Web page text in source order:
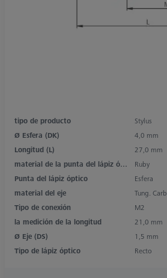
tipo de producto
Stylus
Ø Esfera (DK)
4,0 mm
Longitud (L)
27,0 mm
material de la punta del lápiz óptico
Ruby
Punta del lápiz óptico
Esfera
material del eje
Tung. Carb
Tipo de conexión
M2
la medición de la longitud
21,0 mm
Ø Eje (DS)
1,5 mm
Tipo de lápiz óptico
Recto